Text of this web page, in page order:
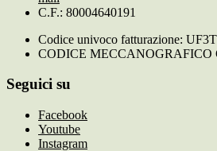
C.F.: 80004640191
Codice univoco fatturazione:
CODICE MECCANOGRAFICO
Seguici su
Facebook
Youtube
Instagram